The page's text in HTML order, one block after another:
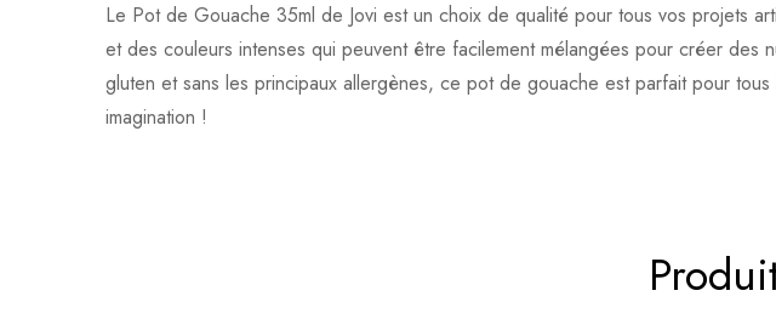
Le Pot de Gouache 35ml de Jovi est un choix de qualité pour tous vos projets
et des couleurs intenses qui peuvent être facilement mélangées pour créer
gluten et sans les principaux allergènes, ce pot de gouache est parfait pour
imagination !